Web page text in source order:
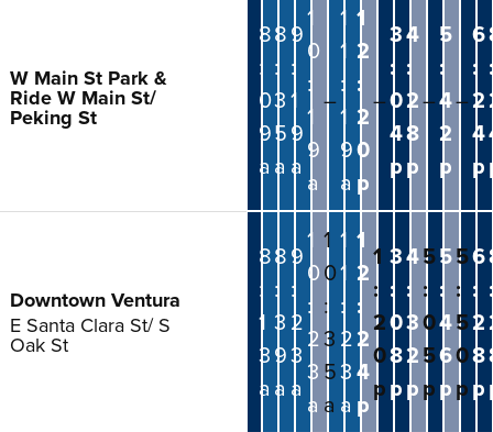
W Main St Park &
Ride W Main St/
Peking St
8
:
0
9
a
8
:
3
5
a
9
:
1
9
a
1
0
:
1
9
a
–
1
1
:
1
9
a
1
2
:
2
0
p
–
3
:
0
4
p
4
:
2
8
p
–
5
:
4
2
p
–
6
:
2
4
p
:
Downtown Ventura
E Santa Clara St/ S
Oak St
8
:
1
3
a
8
:
3
9
a
9
:
2
3
a
1
0
:
2
3
a
1
0
:
3
5
a
1
1
:
2
3
a
1
2
:
2
4
p
1
:
2
0
p
3
:
0
8
p
4
:
3
2
p
5
:
0
5
p
5
:
4
6
p
5
:
5
0
p
6
:
2
8
p
: